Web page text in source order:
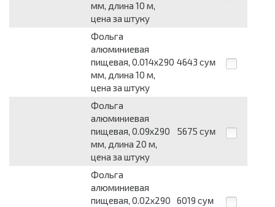
мм, длина 10 м,
цена за штуку
Фольга
алюминиевая
пищевая, 0.014х290
мм, длина 10 м,
цена за штуку
4643 сум
Фольга
алюминиевая
пищевая, 0.09х290
мм, длина 20 м,
цена за штуку
5675 сум
Фольга
алюминиевая
пищевая, 0.02х290
6019 сум